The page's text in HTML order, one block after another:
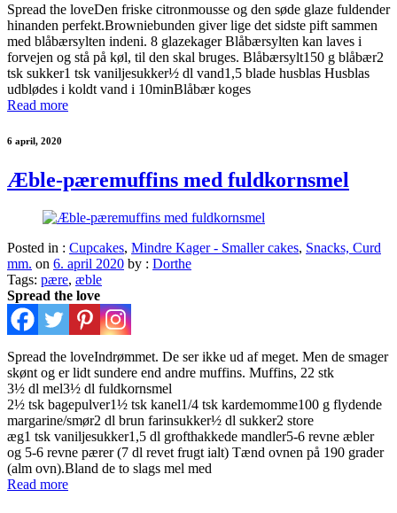
Spread the loveDen friske citronmousse og den søde glaze fuldender
hinanden perfekt.Browniebunden giver lige det sidste pift sammen
med blåbærsylten indeni. 8 glazekager Blåbærsylten kan laves i
forvejen og stå på køl, til den skal bruges. Blåbærsylt150 g blåbær2
tsk sukker1 tsk vaniljesukker½ dl vand1,5 blade husblas Husblas
udblødes i koldt vand i 10minBlåbær koges
Read more
6 april, 2020
Æble-pæremuffins med fuldkornsmel
Posted in : Cupcakes, Mindre Kager - Smaller cakes, Snacks, Curd
mm. on 6. april 2020 by : Dorthe
Tags: pære, æble
Spread the love
Spread the loveIndrømmet. De ser ikke ud af meget. Men de smager
skønt og er lidt sundere end andre muffins. Muffins, 22 stk
3½ dl mel3½ dl fuldkornsmel
2½ tsk bagepulver1½ tsk kanel1/4 tsk kardemomme100 g flydende
margarine/smør2 dl brun farinsukker½ dl sukker2 store
æg1 tsk vaniljesukker1,5 dl grofthakkede mandler5-6 revne æbler
og 5-6 revne pærer (7 dl revet frugt ialt) Tænd ovnen på 190 grader
(alm ovn).Bland de to slags mel med
Read more